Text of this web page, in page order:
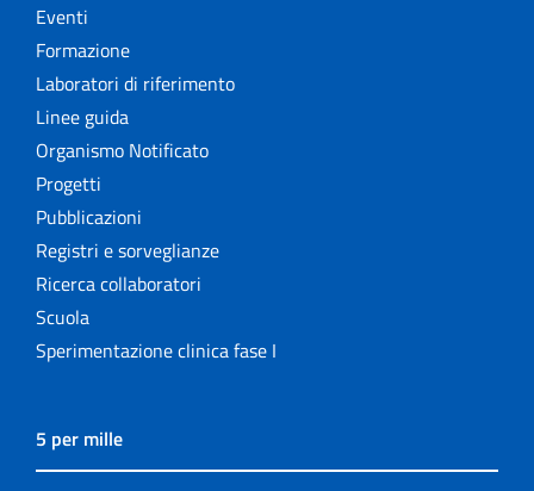
Eventi
Formazione
Laboratori di riferimento
Linee guida
Organismo Notificato
Progetti
Pubblicazioni
Registri e sorveglianze
Ricerca collaboratori
Scuola
Sperimentazione clinica fase I
5 per mille